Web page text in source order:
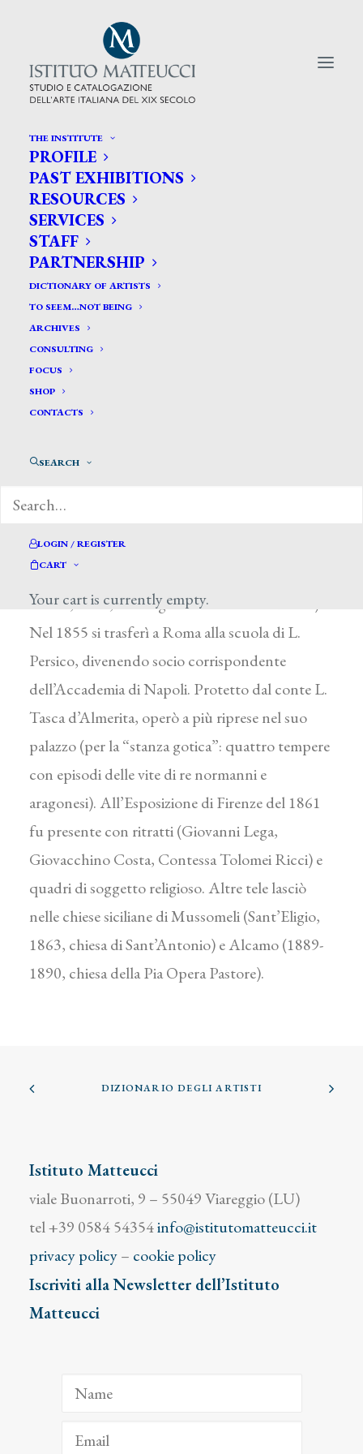
THE INSTITUTE
PROFILE
PAST EXHIBITIONS
RESOURCES
SERVICES
STAFF
PARTNERSHIP
DICTIONARY OF ARTISTS
TO SEEM…NOT BEING
ARCHIVES
CONSULTING
FOCUS
SHOP
CONTACTS
SEARCH
LOGIN / REGISTER
CART
Your cart is currently empty.
CERCA TRA GLI ARTISTI:
Search
for:
Di Giovanni Giuseppe*
Palermo 1814 (o 1817) – 1898
insegna ed introduce l’agricoltura in Sicilia,
1852, Palazzo Tasca, Palermo) e religioso (San
Basilio, 1856, chiesa greca di Palazzo Adriano).
Nel 1855 si trasferì a Roma alla scuola di L.
Persico, divenendo socio corrispondente
dell’Accademia di Napoli. Protetto dal conte L.
Tasca d’Almerita, operò a più riprese nel suo
palazzo (per la “stanza gotica”: quattro tempere
con episodi delle vite di re normanni e
aragonesi). All’Esposizione di Firenze del 1861
fu presente con ritratti (Giovanni Lega,
Giovacchino Costa, Contessa Tolomei Ricci) e
quadri di soggetto religioso. Altre tele lasciò
nelle chiese siciliane di Mussomeli (Sant’Eligio,
1863, chiesa di Sant’Antonio) e Alcamo (1889-
1890, chiesa della Pia Opera Pastore).
DIZIONARIO DEGLI ARTISTI
Istituto Matteucci
viale Buonarroti, 9 – 55049 Viareggio (LU)
tel +39 0584 54354info@istitutomatteucci.it
privacy policy– cookie policy
Iscriviti alla Newsletter dell’Istituto
Matteucci